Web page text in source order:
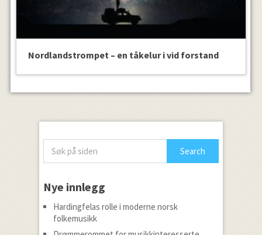
Nordlandstrompet – en tåkelur i vid forstand
Nye innlegg
Hardingfelas rolle i moderne norsk
folkemusikk